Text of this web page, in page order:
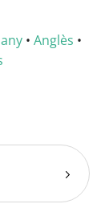
• Anglès •